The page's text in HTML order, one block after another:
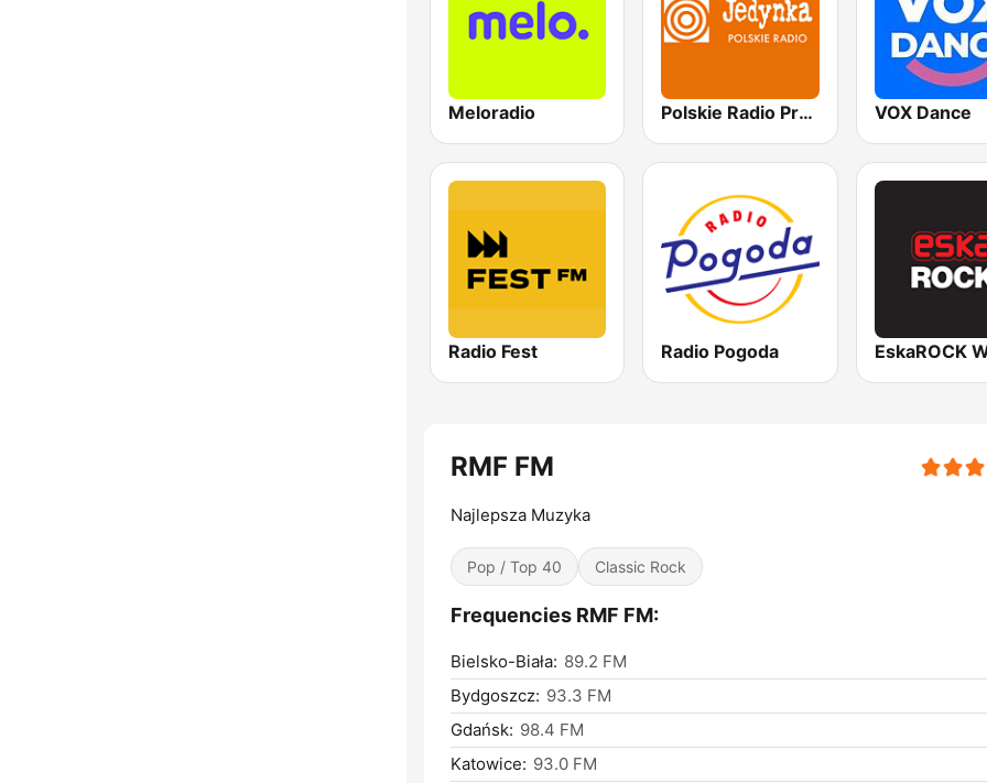
Meloradio Polskie Radio Program I (PR1) Jedynka VOX Dance
Radio Fest Radio Pogoda
RMF FM
Najlepsza Muzyka
Pop / Top 40 Classic Rock
Frequencies RMF FM:
Bielsko-Biała: 89.2 FM
Bydgoszcz: 93.3 FM
Gdańsk: 98.4 FM
Katowice: 93.0 FM